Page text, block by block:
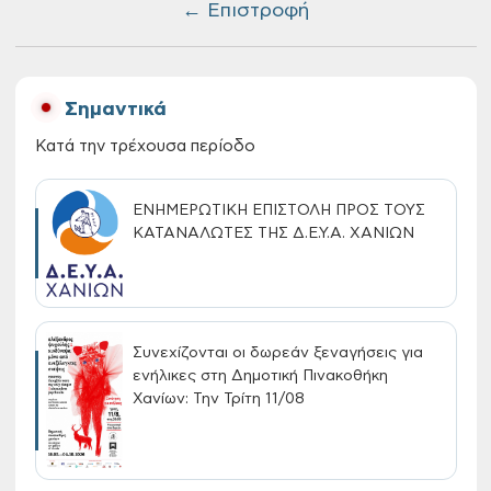
← Επιστροφή
Σημαντικά
Κατά την τρέχουσα περίοδο
ΕΝΗΜΕΡΩΤΙΚΗ ΕΠΙΣΤΟΛΗ ΠΡΟΣ ΤΟΥΣ
ΚΑΤΑΝΑΛΩΤΕΣ ΤΗΣ Δ.Ε.Υ.Α. ΧΑΝΙΩΝ
Συνεχίζονται οι δωρεάν ξεναγήσεις για
ενήλικες στη Δημοτική Πινακοθήκη
Χανίων: Την Τρίτη 11/08